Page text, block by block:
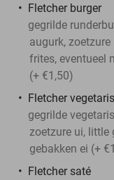
Fletcher burger
gegrilde
augurk,
frites, eventueel
(+ €1,50)
Fletcher
gegrilde
zoetzure ui, little
gebakken ei (+
Fletcher saté